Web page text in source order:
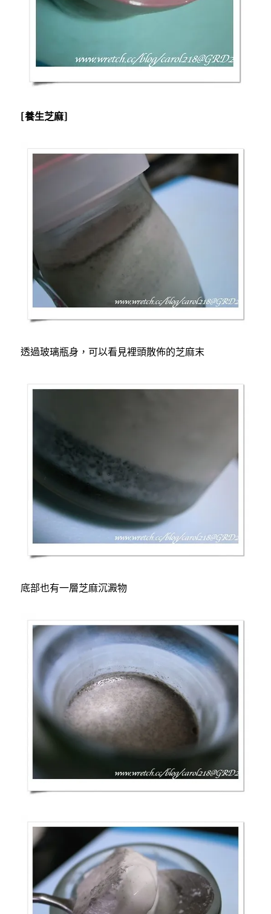
[養生芝麻]
透過玻璃瓶身，可以看見裡頭散佈的芝麻末
底部也有一層芝麻沉澱物